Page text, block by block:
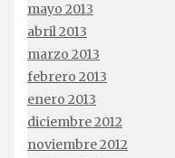
mayo 2013
abril 2013
marzo 2013
febrero 2013
enero 2013
diciembre 2012
noviembre 2012